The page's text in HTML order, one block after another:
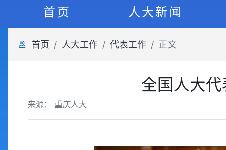
首页 人大新闻
首页 人大工作 代表工作 正文
全国人大
来源： 重庆人大